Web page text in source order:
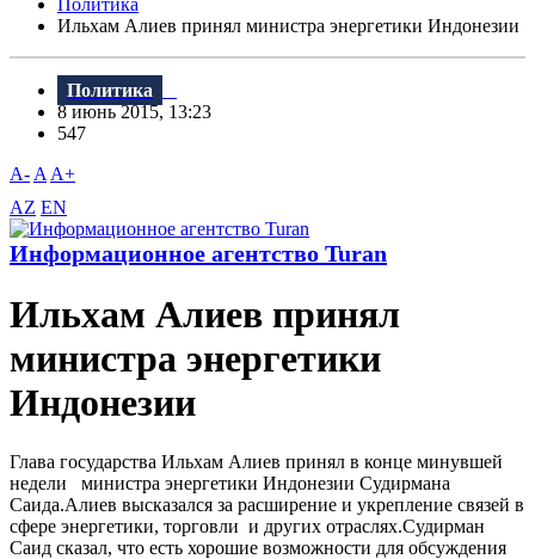
Политика
Ильхам Алиев принял министра энергетики Индонезии
Политика
8 июнь 2015, 13:23
547
A- A A+
AZ EN
Информационное агентство Turan
Ильхам Алиев принял
министра энергетики
Индонезии
Глава государства Ильхам Алиев принял в конце минувшей
недели министра энергетики Индонезии Судирмана
Саида.Алиев высказался за расширение и укрепление связей в
сфере энергетики, торговли и других отраслях.Судирман
Саид сказал, что есть хорошие возможности для обсуждения